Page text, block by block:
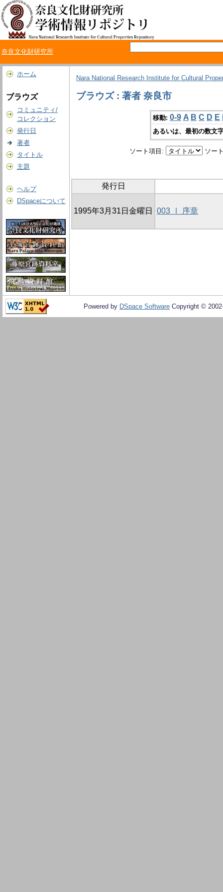
奈良文化財研究所
ホーム
ブラウズ
コミュニティ/
コレクション
発行日
著者
タイトル
主題
ヘルプ
DSpaceについて
Nara National Research Institute for Cultural
ブラウズ : 著者 奈良市
移動: 0-9 A B C D E
あるいは、最初の数文
ソート項目: ソー
発行日
1995年3月31日金曜日 003 Ⅰ 序章
Powered by DSpace Software Copyright ©